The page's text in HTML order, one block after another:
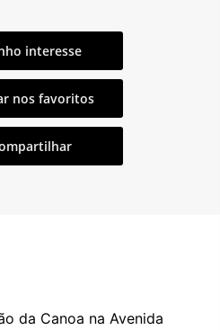
interesse
nos favoritos
da Canoa na Avenida